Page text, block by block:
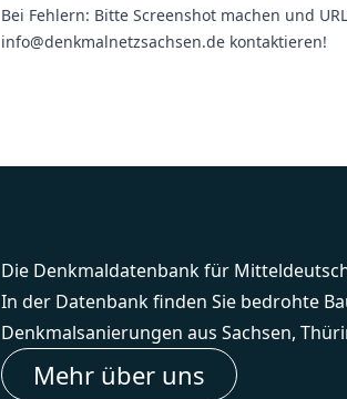
Bei Fehlern: Bitte Screenshot machen und
info@denkmalnetzsachsen.de kontaktieren!
Die Denkmaldatenbank für
In der Datenbank finden Sie bedrohte
Denkmalsanierungen aus Sachsen,
Mehr über uns